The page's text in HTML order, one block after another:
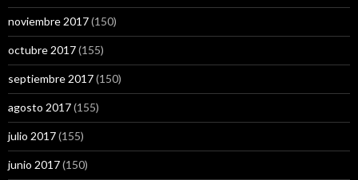
noviembre 2017(150)
octubre 2017(155)
septiembre 2017(150)
agosto 2017(155)
julio 2017(155)
junio 2017(150)